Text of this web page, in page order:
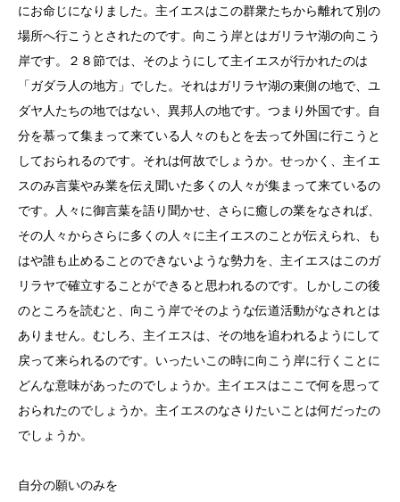
にお命じになりました。主イエスはこの群衆たちから離れて別の
場所へ行こうとされたのです。向こう岸とはガリラヤ湖の向こう
岸です。２８節では、そのようにして主イエスが行かれたのは
「ガダラ人の地方」でした。それはガリラヤ湖の東側の地で、ユ
ダヤ人たちの地ではない、異邦人の地です。つまり外国です。自
分を慕って集まって来ている人々のもとを去って外国に行こうと
しておられるのです。それは何故でしょうか。せっかく、主イエ
スのみ言葉やみ業を伝え聞いた多くの人々が集まって来ているの
です。人々に御言葉を語り聞かせ、さらに癒しの業をなされば、
その人々からさらに多くの人々に主イエスのことが伝えられ、も
はや誰も止めることのできないような勢力を、主イエスはこのガ
リラヤで確立することができると思われるのです。しかしこの後
のところを読むと、向こう岸でそのような伝道活動がなされとは
ありません。むしろ、主イエスは、その地を追われるようにして
戻って来られるのです。いったいこの時に向こう岸に行くことに
どんな意味があったのでしょうか。主イエスはここで何を思って
おられたのでしょうか。主イエスのなさりたいことは何だったの
でしょうか。
自分の願いのみを